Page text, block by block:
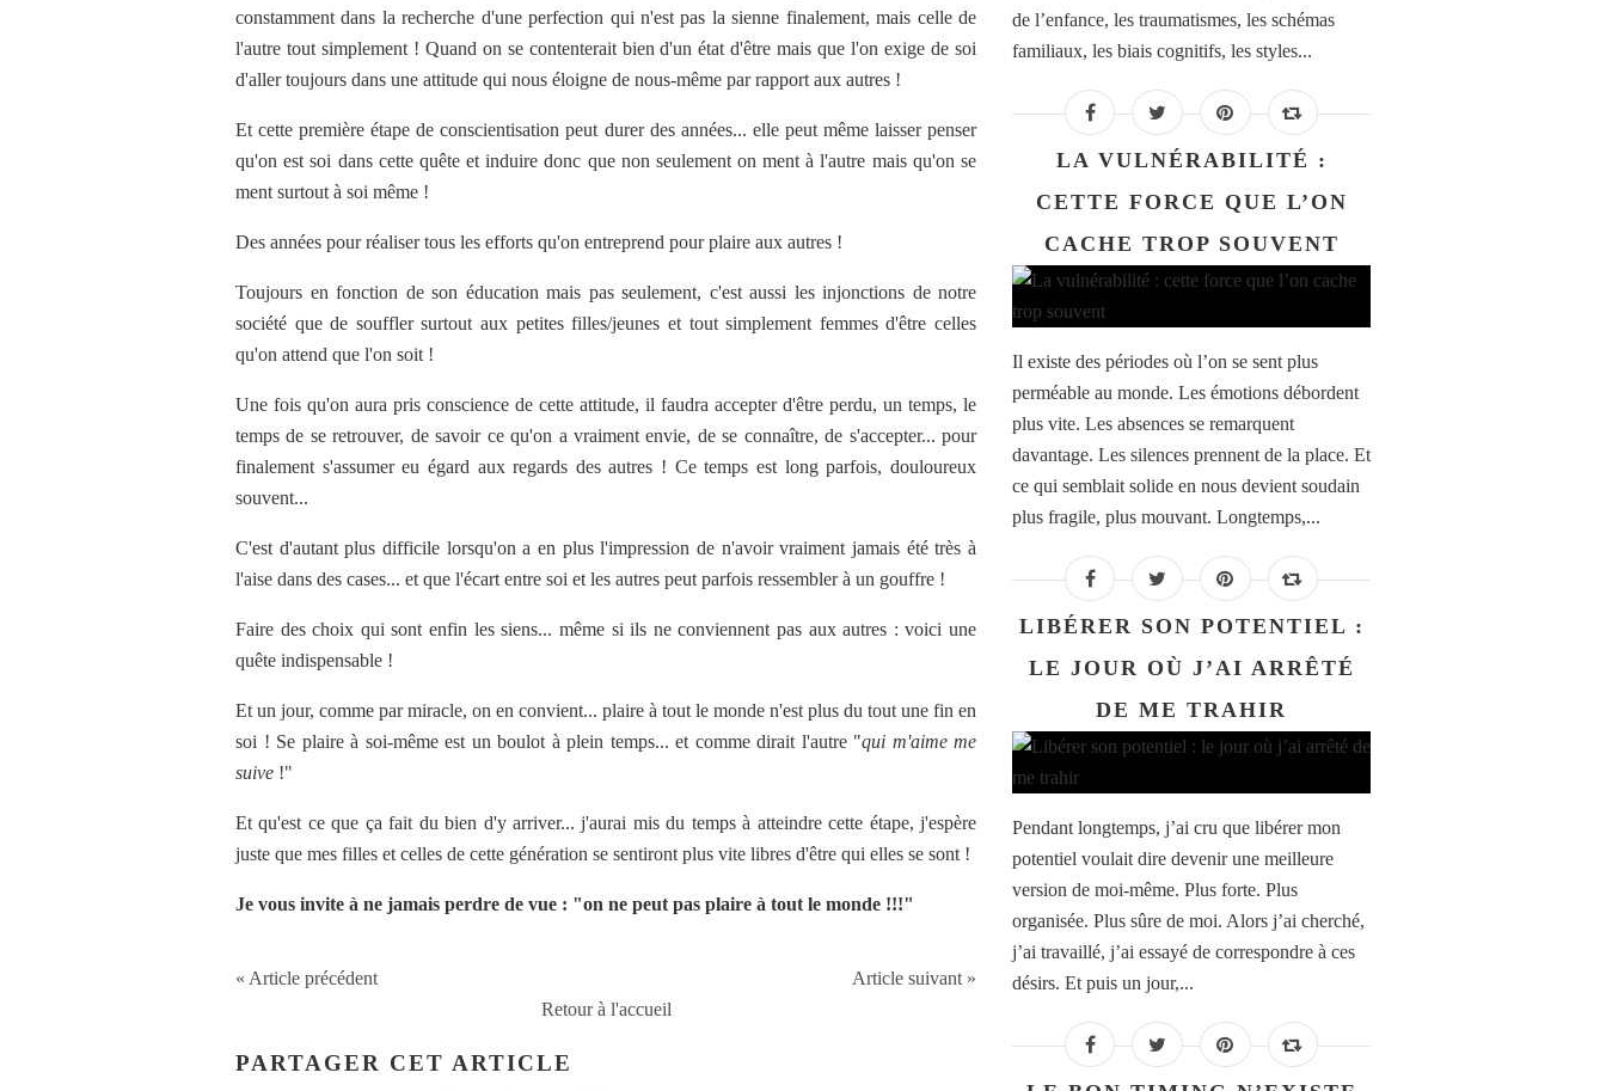
constamment dans la recherche d'une perfection qui n'est pas la sienne finalement, mais celle de
l'autre tout simplement ! Quand on se contenterait bien d'un état d'être mais que l'on exige de soi
d'aller toujours dans une attitude qui nous éloigne de nous-même par rapport aux autres !
Et cette première étape de conscientisation peut durer des années... elle peut même laisser penser
qu'on est soi dans cette quête et induire donc que non seulement on ment à l'autre mais qu'on se
ment surtout à soi même !
Des années pour réaliser tous les efforts qu'on entreprend pour plaire aux autres !
Toujours en fonction de son éducation mais pas seulement, c'est aussi les injonctions de notre
société que de souffler surtout aux petites filles/jeunes et tout simplement femmes d'être celles
qu'on attend que l'on soit !
Une fois qu'on aura pris conscience de cette attitude, il faudra accepter d'être perdu, un temps, le
temps de se retrouver, de savoir ce qu'on a vraiment envie, de se connaître, de s'accepter... pour
finalement s'assumer eu égard aux regards des autres ! Ce temps est long parfois, douloureux
souvent...
C'est d'autant plus difficile lorsqu'on a en plus l'impression de n'avoir vraiment jamais été très à
l'aise dans des cases... et que l'écart entre soi et les autres peut parfois ressembler à un gouffre !
Faire des choix qui sont enfin les siens... même si ils ne conviennent pas aux autres : voici une
quête indispensable !
Et un jour, comme par miracle, on en convient... plaire à tout le monde n'est plus du tout une fin en
soi ! Se plaire à soi-même est un boulot à plein temps... et comme dirait l'autre "qui m'aime me
suive !"
Et qu'est ce que ça fait du bien d'y arriver... j'aurai mis du temps à atteindre cette étape, j'espère
juste que mes filles et celles de cette génération se sentiront plus vite libres d'être qui elles se sont !
Je vous invite à ne jamais perdre de vue : "on ne peut pas plaire à tout le monde !!!"
« Article précédent
Article suivant »
Retour à l'accueil
PARTAGER CET ARTICLE
de l’enfance, les traumatismes, les schémas
familiaux, les biais cognitifs, les styles...
LA VULNÉRABILITÉ :
CETTE FORCE QUE L’ON
CACHE TROP SOUVENT
Il existe des périodes où l’on se sent plus
perméable au monde. Les émotions débordent
plus vite. Les absences se remarquent
davantage. Les silences prennent de la place. Et
ce qui semblait solide en nous devient soudain
plus fragile, plus mouvant. Longtemps,...
LIBÉRER SON POTENTIEL :
LE JOUR OÙ J’AI ARRÊTÉ
DE ME TRAHIR
Pendant longtemps, j’ai cru que libérer mon
potentiel voulait dire devenir une meilleure
version de moi-même. Plus forte. Plus
organisée. Plus sûre de moi. Alors j’ai cherché,
j’ai travaillé, j’ai essayé de correspondre à ces
désirs. Et puis un jour,...